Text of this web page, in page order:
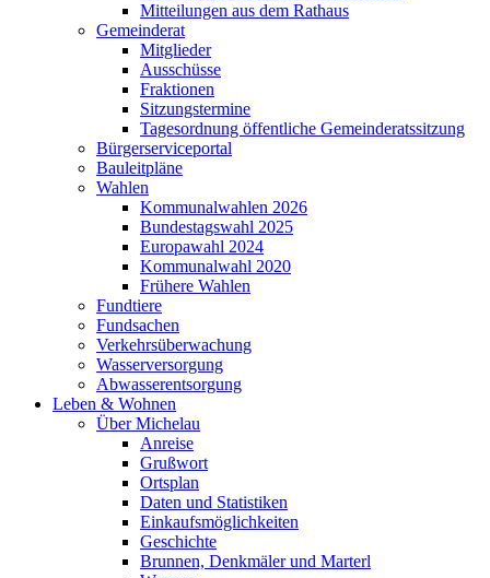
Mitteilungen aus dem Rathaus
Gemeinderat
Mitglieder
Ausschüsse
Fraktionen
Sitzungstermine
Tagesordnung öffentliche Gemeinderatssitzung
Bürgerserviceportal
Bauleitpläne
Wahlen
Kommunalwahlen 2026
Bundestagswahl 2025
Europawahl 2024
Kommunalwahl 2020
Frühere Wahlen
Fundtiere
Fundsachen
Verkehrsüberwachung
Wasserversorgung
Abwasserentsorgung
Leben & Wohnen
Über Michelau
Anreise
Grußwort
Ortsplan
Daten und Statistiken
Einkaufsmöglichkeiten
Geschichte
Brunnen, Denkmäler und Marterl